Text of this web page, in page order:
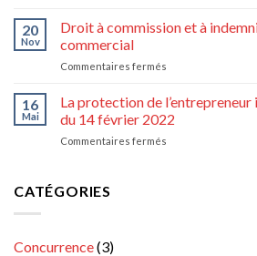
international
sanctions
relèvent-
elles
20
Nov
Droit à commission et à
commercial
Commentaires fermés
à
commission
et
16
Mai
La protection de
du 14 février 2022
Commentaires fermés
CATÉGORIES
Concurrence(3)